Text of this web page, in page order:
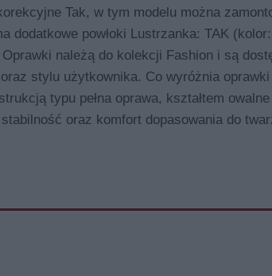
Tak, w tym modelu można
dodatkowe powłoki Lustrzanka: TAK
należą do kolekcji Fashion i są
stylu użytkownika. Co wyróżnia
typu pełna oprawa, kształtem
stabilność oraz komfort dopasowania do